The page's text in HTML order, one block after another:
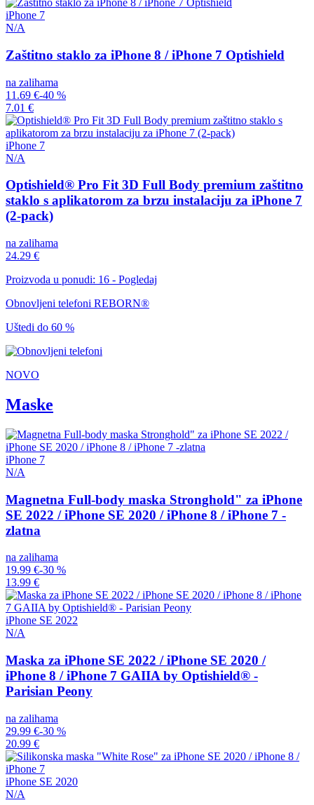
iPhone 7
N/A
Zaštitno staklo za iPhone 8 / iPhone 7 Optishield
na zalihama
11.69 €-40 %
7.01 €
iPhone 7
N/A
Optishield® Pro Fit 3D Full Body premium zaštitno
staklo s aplikatorom za brzu instalaciju za iPhone 7
(2-pack)
na zalihama
24.29 €
Proizvoda u ponudi: 16 - Pogledaj
Obnovljeni telefoni REBORN®
Uštedi do 60 %
NOVO
Maske
iPhone 7
N/A
Magnetna Full-body maska Stronghold" za iPhone
SE 2022 / iPhone SE 2020 / iPhone 8 / iPhone 7 -
zlatna
na zalihama
19.99 €-30 %
13.99 €
iPhone SE 2022
N/A
Maska za iPhone SE 2022 / iPhone SE 2020 /
iPhone 8 / iPhone 7 GAIIA by Optishield® -
Parisian Peony
na zalihama
29.99 €-30 %
20.99 €
iPhone SE 2020
N/A